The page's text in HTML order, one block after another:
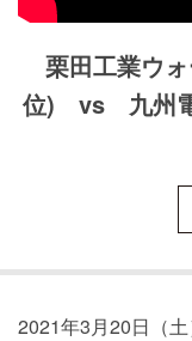
栗田工業ウ
位) vs 九州電
2021年3月20日（土